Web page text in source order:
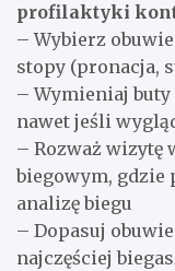
profilaktyki
– Wybierz
stopy (pronacja,
– Wymieniaj
nawet jeśli
– Rozważ wizytę
biegowym, gdzie
analizę biegu
– Dopasuj
najczęściej